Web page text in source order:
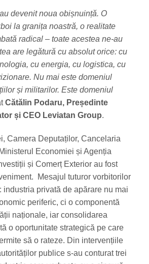
devenit noua obișnuință. O
la granița noastră, o realitate
radical – toate acestea ne-au
are legătură cu absolut orice: cu
cu energia, cu logistica, cu
Nu mai este domeniul
și militarilor. Este domeniul
Cătălin Podaru, Președinte
și CEO Leviatan Group.
Camera Deputaților, Cancelaria
Economiei și Agenția
și Comerț Exterior au fost
Mesajul tuturor vorbitorilor
industria privată de apărare nu mai
periferic, ci o componentă
naționale, iar consolidarea
o oportunitate strategică pe care
să o rateze. Din intervențiile
publice s-au conturat trei